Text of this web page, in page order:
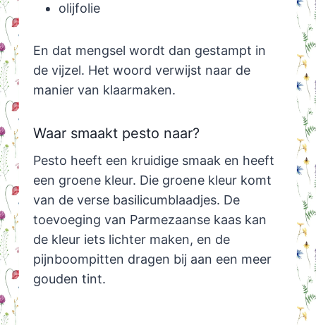
olijfolie
En dat mengsel wordt dan gestampt in
de vijzel. Het woord verwijst naar de
manier van klaarmaken.
Waar smaakt pesto naar?
Pesto heeft een kruidige smaak en heeft
een groene kleur. Die groene kleur komt
van de verse basilicumblaadjes. De
toevoeging van Parmezaanse kaas kan
de kleur iets lichter maken, en de
pijnboompitten dragen bij aan een meer
gouden tint.